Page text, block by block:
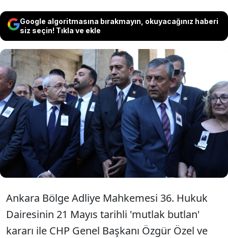
Google algoritmasına bırakmayın, okuyacağınız haberi
siz seçin! Tıkla ve ekle
Mutlak butlan kararının ardından fiilen ikiye
bölünen CHP'de Özgür Özel destekçileri,
topladıkları delege imzalarını CHP Genel Merkezine
teslim etmelerinin ardından Kılıçdaroğlu
yönetimine '10 gün süre' vermişti. Sürenin
dolmasına rağmen kurultay için bir adım
atılmaması üzerine Özel'in kurmayları, bugün
mahkemeye başvuru yaparak CHP'nin başına 'çağrı
heyeti' atanmasını talep edecek.
Ankara Bölge Adliye Mahkemesi 36. Hukuk
Dairesinin 21 Mayıs tarihli 'mutlak butlan'
kararı ile CHP Genel Başkanı Özgür Özel ve